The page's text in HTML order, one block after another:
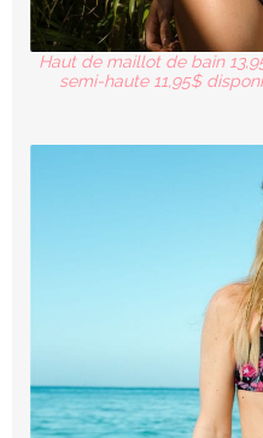
Haut de maillot de bain
semi-haute 11,95$